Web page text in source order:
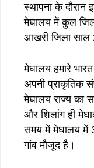
स्थापना के
मेघालय में कुल
आखरी जिला साल
मेघालय हमारे
अपनी प्राकृतिक
मेघालय राज्य का
और शिलांग ही
समय में मेघालय में
गांव मौजूद है।